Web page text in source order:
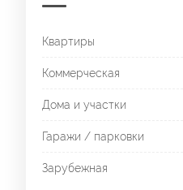
Квартиры
Коммерческая
Дома и участки
Гаражи / парковки
Зарубежная